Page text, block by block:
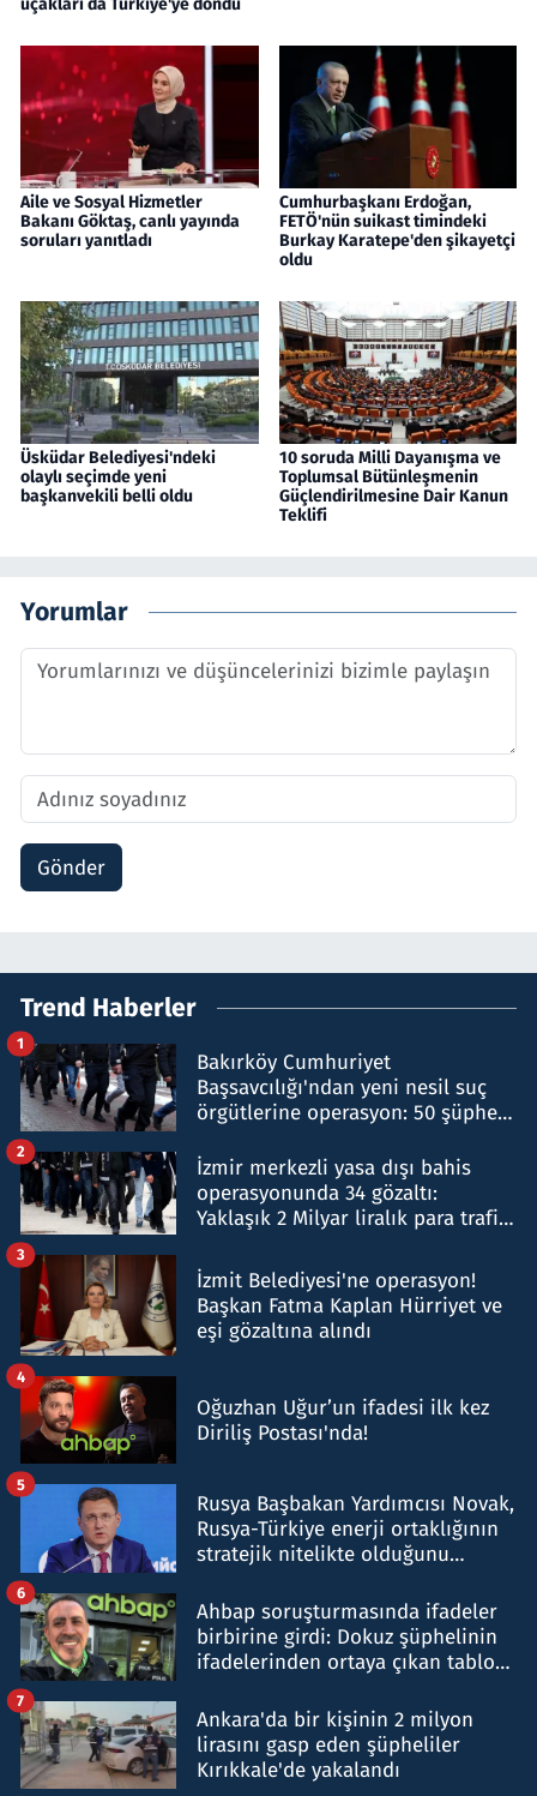
uçakları da Türkiye'ye döndü
Aile ve Sosyal Hizmetler
Bakanı Göktaş, canlı yayında
soruları yanıtladı
Cumhurbaşkanı Erdoğan,
FETÖ'nün suikast timindeki
Burkay Karatepe'den şikayetçi
oldu
Üsküdar Belediyesi'ndeki
olaylı seçimde yeni
başkanvekili belli oldu
10 soruda Milli Dayanışma ve
Toplumsal Bütünleşmenin
Güçlendirilmesine Dair Kanun
Teklifi
Yorumlar
Gönder
Trend Haberler
Bakırköy Cumhuriyet
Başsavcılığı'ndan yeni nesil suç
örgütlerine operasyon: 50 şüpheli
1
İzmir merkezli yasa dışı bahis
operasyonunda 34 gözaltı:
Yaklaşık 2 Milyar liralık para trafiği
2
İzmit Belediyesi'ne operasyon!
Başkan Fatma Kaplan Hürriyet ve
eşi gözaltına alındı
3
Oğuzhan Uğur’un ifadesi ilk kez
Diriliş Postası'nda!
4
Rusya Başbakan Yardımcısı Novak,
Rusya-Türkiye enerji ortaklığının
stratejik nitelikte olduğunu
5
Ahbap soruşturmasında ifadeler
birbirine girdi: Dokuz şüphelinin
ifadelerinden ortaya çıkan tablo
6
Ankara'da bir kişinin 2 milyon
lirasını gasp eden şüpheliler
Kırıkkale'de yakalandı
7